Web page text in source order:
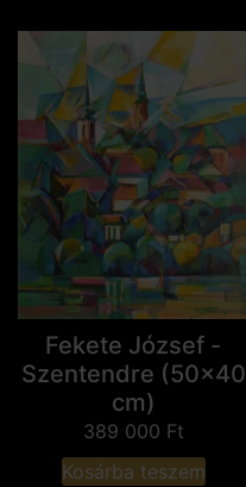
Fekete József -
Szentendre (50x40
cm)
389 000 Ft
Kosárba teszem